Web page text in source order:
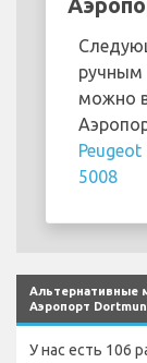
ручным
можно
Peugeot
5008
Альтернативные
Аэропорт
У нас есть 106